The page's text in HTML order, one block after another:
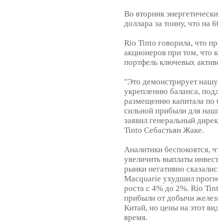
Во вторник
доллара за тонну, что на
Rio Tinto говорила, что
акционеров при том, что
портфель ключевых
"Это демонстрирует
укреплению баланса,
размещению капитала
сильной прибыли для
заявил генеральный
Tinto Себастьян Жаке.
Аналитики беспокоятся,
увеличить выплаты
рынки негативно
Macquarie ухудшил
роста с 4% до 2%. Rio
прибыли от добычи
Китай, но цены на этот
время.